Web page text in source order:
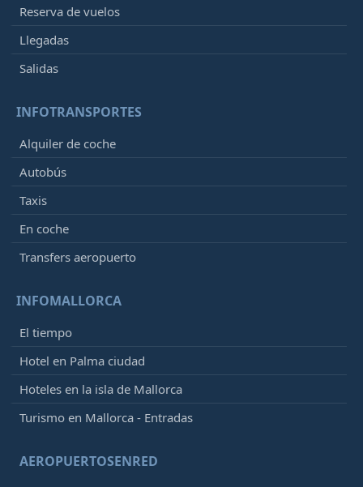
Reserva de vuelos
Llegadas
Salidas
INFOTRANSPORTES
Alquiler de coche
Autobús
Taxis
En coche
Transfers aeropuerto
INFOMALLORCA
El tiempo
Hotel en Palma ciudad
Hoteles en la isla de Mallorca
Turismo en Mallorca - Entradas
AEROPUERTOSENRED